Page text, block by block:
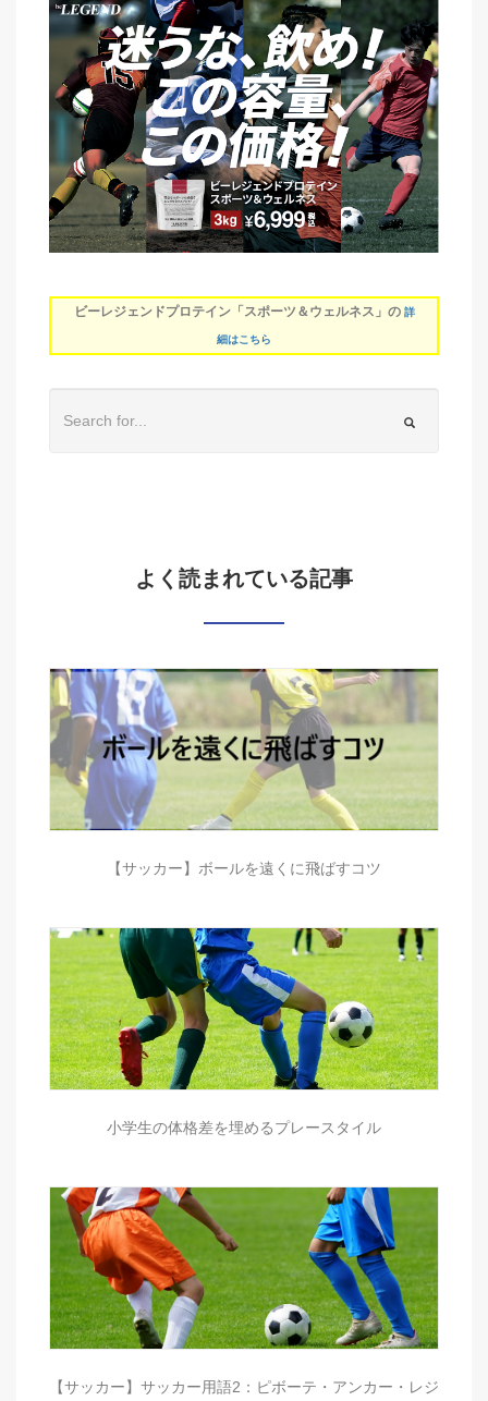
ビーレジェンドプロテイン「スポーツ＆ウェルネス」の 詳
細はこちら
よく読まれている記事
【サッカー】ボールを遠くに飛ばすコツ
小学生の体格差を埋めるプレースタイル
【サッカー】サッカー用語2：ピボーテ・アンカー・レジ